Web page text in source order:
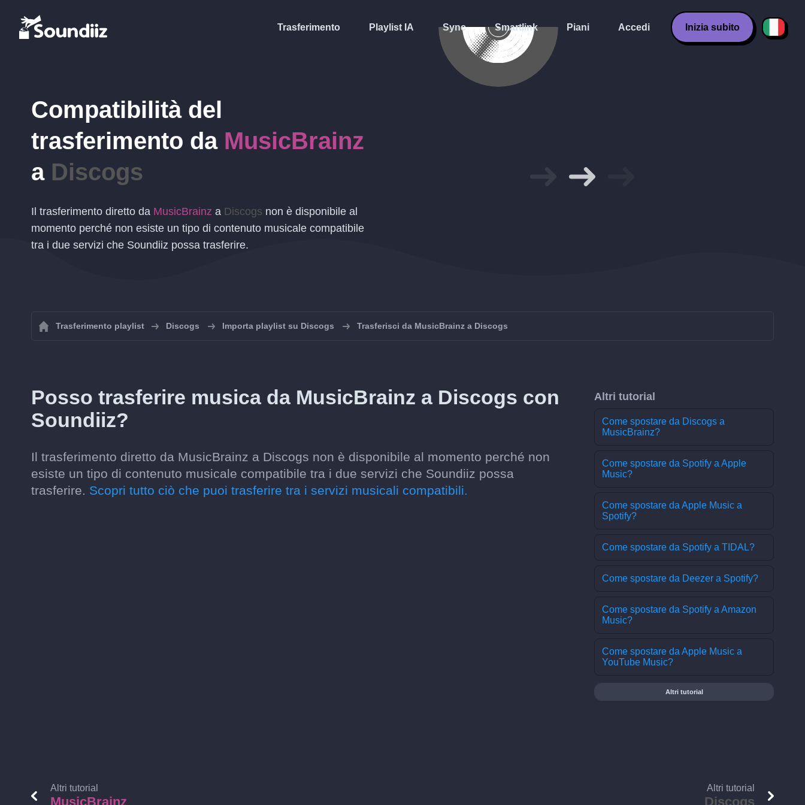
Trasferimento Playlist IA Sync Smartlink Piani Accedi Inizia subito
Compatibilità del
trasferimento da MusicBrainz
a Discogs
Il trasferimento diretto da MusicBrainz a Discogs non è disponibile al
momento perché non esiste un tipo di contenuto musicale compatibile
tra i due servizi che Soundiiz possa trasferire.
Trasferimento playlist Discogs Importa playlist su Discogs Trasferisci da MusicBrainz a Discogs
Posso trasferire musica da MusicBrainz a Discogs con
Soundiiz?
Il trasferimento diretto da MusicBrainz a Discogs non è disponibile al momento perché non
esiste un tipo di contenuto musicale compatibile tra i due servizi che Soundiiz possa
trasferire. Scopri tutto ciò che puoi trasferire tra i servizi musicali compatibili.
Altri tutorial
Come spostare da Discogs a
MusicBrainz?
Come spostare da Spotify a Apple
Music?
Come spostare da Apple Music a
Spotify?
Come spostare da Spotify a TIDAL?
Come spostare da Deezer a Spotify?
Come spostare da Spotify a Amazon
Music?
Come spostare da Apple Music a
YouTube Music?
Altri tutorial
Altri tutorial
MusicBrainz
Altri tutorial
Discogs